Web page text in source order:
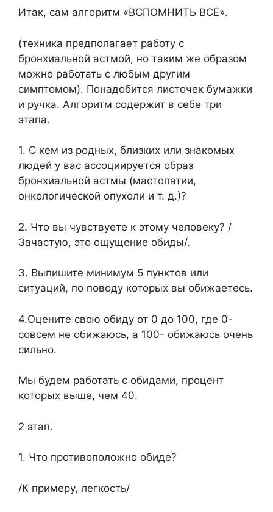
Итак, сам алгоритм «ВСПОМНИТЬ ВСЕ».
(техника предполагает работу с
бронхиальной астмой, но таким же образом
можно работать с любым другим
симптомом). Понадобится листочек бумажки
и ручка. Алгоритм содержит в себе три
этапа.
1. С кем из родных, близких или знакомых
людей у вас ассоциируется образ
бронхиальной астмы (мастопатии,
онкологической опухоли и т. д.)?
2. Что вы чувствуете к этому человеку? /
Зачастую, это ощущение обиды/.
3. Выпишите минимум 5 пунктов или
ситуаций, по поводу которых вы обижаетесь.
4.Оцените свою обиду от 0 до 100, где 0-
совсем не обижаюсь, а 100- обижаюсь очень
сильно.
Мы будем работать с обидами, процент
которых выше, чем 40.
2 этап.
1. Что противоположно обиде?
/К примеру, легкость/